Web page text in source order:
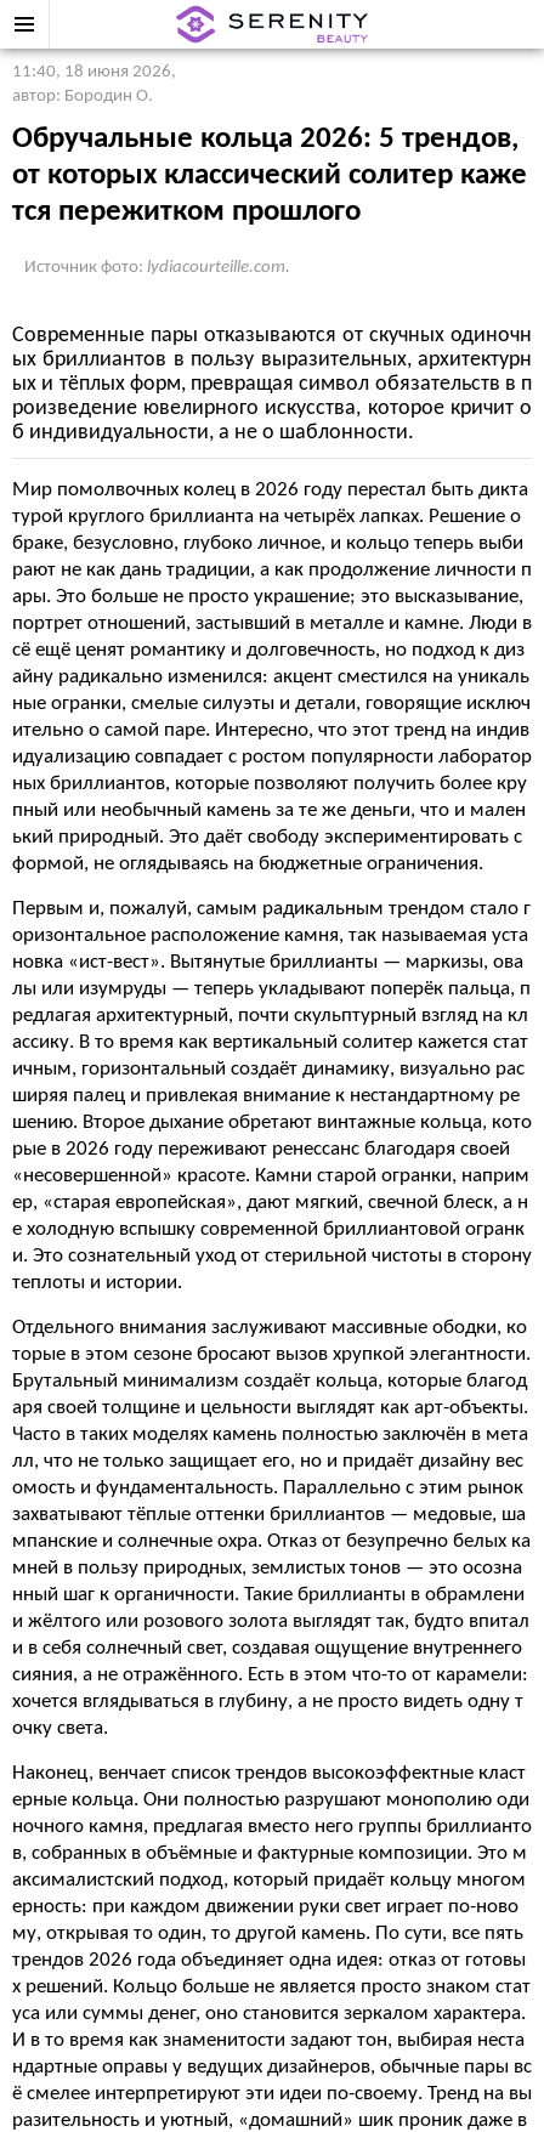
11:40, 18 июня 2026,
автор: Бородин О.
Обручальные кольца 2026: 5 трендов,
от которых классический солитер каже
тся пережитком прошлого
Источник фото: lydiacourteille.com.
Современные пары отказываются от скучных одиночн
ых бриллиантов в пользу выразительных, архитектурн
ых и тёплых форм, превращая символ обязательств в п
роизведение ювелирного искусства, которое кричит о
б индивидуальности, а не о шаблонности.
Мир помолвочных колец в 2026 году перестал быть дикта
турой круглого бриллианта на четырёх лапках. Решение о
браке, безусловно, глубоко личное, и кольцо теперь выби
рают не как дань традиции, а как продолжение личности п
ары. Это больше не просто украшение; это высказывание,
портрет отношений, застывший в металле и камне. Люди в
сё ещё ценят романтику и долговечность, но подход к диз
айну радикально изменился: акцент сместился на уникаль
ные огранки, смелые силуэты и детали, говорящие исключ
ительно о самой паре. Интересно, что этот тренд на индив
идуализацию совпадает с ростом популярности лаборатор
ных бриллиантов, которые позволяют получить более кру
пный или необычный камень за те же деньги, что и мален
ький природный. Это даёт свободу экспериментировать с
формой, не оглядываясь на бюджетные ограничения.
Первым и, пожалуй, самым радикальным трендом стало г
оризонтальное расположение камня, так называемая уста
новка «ист-вест». Вытянутые бриллианты — маркизы, ова
лы или изумруды — теперь укладывают поперёк пальца, п
редлагая архитектурный, почти скульптурный взгляд на кл
ассику. В то время как вертикальный солитер кажется стат
ичным, горизонтальный создаёт динамику, визуально рас
ширяя палец и привлекая внимание к нестандартному ре
шению. Второе дыхание обретают винтажные кольца, кото
рые в 2026 году переживают ренессанс благодаря своей
«несовершенной» красоте. Камни старой огранки, наприм
ер, «старая европейская», дают мягкий, свечной блеск, а н
е холодную вспышку современной бриллиантовой огранк
и. Это сознательный уход от стерильной чистоты в сторону
теплоты и истории.
Отдельного внимания заслуживают массивные ободки, ко
торые в этом сезоне бросают вызов хрупкой элегантности.
Брутальный минимализм создаёт кольца, которые благод
аря своей толщине и цельности выглядят как арт-объекты.
Часто в таких моделях камень полностью заключён в мета
лл, что не только защищает его, но и придаёт дизайну вес
омость и фундаментальность. Параллельно с этим рынок
захватывают тёплые оттенки бриллиантов — медовые, ша
мпанские и солнечные охра. Отказ от безупречно белых ка
мней в пользу природных, землистых тонов — это осозна
нный шаг к органичности. Такие бриллианты в обрамлени
и жёлтого или розового золота выглядят так, будто впитал
и в себя солнечный свет, создавая ощущение внутреннего
сияния, а не отражённого. Есть в этом что-то от карамели:
хочется вглядываться в глубину, а не просто видеть одну т
очку света.
Наконец, венчает список трендов высокоэффектные класт
ерные кольца. Они полностью разрушают монополию оди
ночного камня, предлагая вместо него группы бриллианто
в, собранных в объёмные и фактурные композиции. Это м
аксималистский подход, который придаёт кольцу многом
ерность: при каждом движении руки свет играет по-ново
му, открывая то один, то другой камень. По сути, все пять
трендов 2026 года объединяет одна идея: отказ от готовы
х решений. Кольцо больше не является просто знаком стат
уса или суммы денег, оно становится зеркалом характера.
И в то время как знаменитости задают тон, выбирая неста
ндартные оправы у ведущих дизайнеров, обычные пары вс
ё смелее интерпретируют эти идеи по-своему. Тренд на вы
разительность и уютный, «домашний» шик проник даже в